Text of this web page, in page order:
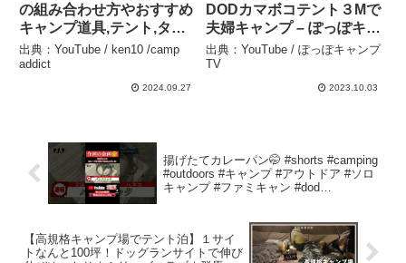
の組み合わせ方やおすすめ
キャンプ道具,テント,ター
プをご紹介,ガレージブラ
ンド – ken10 /camp
出典：YouTube / ken10 /camp
addict
2024.09.27
DODカマボコテント３Mで
夫婦キャンプ – ぽっぽキャ
ンプTV
出典：YouTube / ぽっぽキャンプ
TV
2023.10.03
揚げたてカレーパン🤭 #shorts #camping
#outdoors #キャンプ #アウトドア #ソロ
キャンプ #ファミキャン #dod
【高規格キャンプ場でテント泊】１サイ
トなんと100坪！ドッグランサイトで伸び